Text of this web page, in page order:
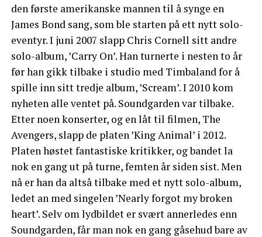
den første amerikanske mannen til å synge en
James Bond sang, som ble starten på ett nytt solo-
eventyr. I juni 2007 slapp Chris Cornell sitt andre
solo-album, ’Carry On’. Han turnerte i nesten to år
før han gikk tilbake i studio med Timbaland for å
spille inn sitt tredje album, ’Scream’. I 2010 kom
nyheten alle ventet på. Soundgarden var tilbake.
Etter noen konserter, og en låt til filmen, The
Avengers, slapp de platen ’King Animal’ i 2012.
Platen høstet fantastiske kritikker, og bandet la
nok en gang ut på turne, femten år siden sist. Men
nå er han da altså tilbake med et nytt solo-album,
ledet an med singelen ’Nearly forgot my broken
heart’. Selv om lydbildet er svært annerledes enn
Soundgarden, får man nok en gang gåsehud bare av